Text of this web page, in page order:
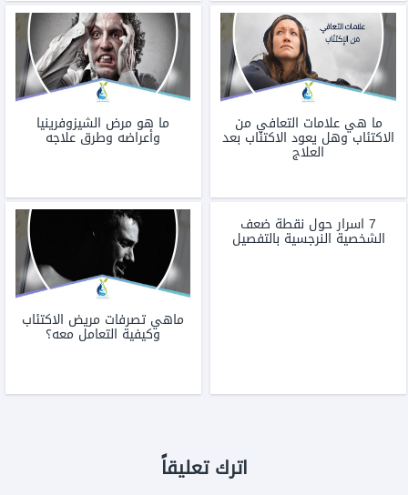
ما هي علامات التعافي من
الاكتئاب وهل يعود الاكتئاب بعد
العلاج
ما هو مرض الشيزوفرينيا
وأعراضه وطرق علاجه
7 اسرار حول نقطة ضعف
الشخصية النرجسية بالتفصيل
ماهي تصرفات مريض الاكتئاب
وكيفية التعامل معه؟
اترك تعليقاً